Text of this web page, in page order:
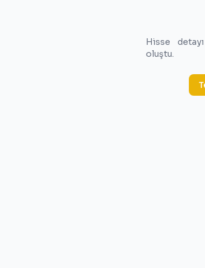
Hisse
oluştu.